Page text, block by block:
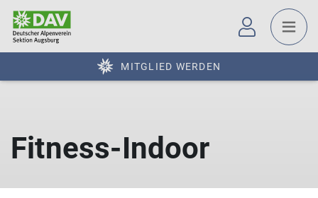
MITGLIED WERDEN
Fitness-Indoor